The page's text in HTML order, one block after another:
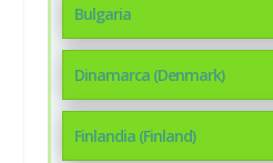
Bulgaria
Dinamarca (Denmark)
Finlandia (Finland)